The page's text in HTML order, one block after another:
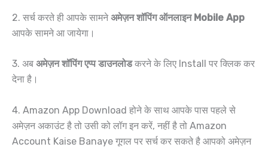
2. सर्च करते ही आपके सामनेअमेज़न शॉपिंग ऑनलाइन Mobile App
आपके सामने आ जायेगा।
3. अब अमेज़न शॉपिंग एप्प डाउनलोडकरने के लिए Install पर क्लिक कर
देना है।
4. Amazon App Download होने के साथ आपके पास पहले से
अमेज़न अकाउंट है तो उसी को लॉग इन करें, नहीं है तो Amazon
Account Kaise Banaye गूगल पर सर्च कर सकते है आपको अमेज़न